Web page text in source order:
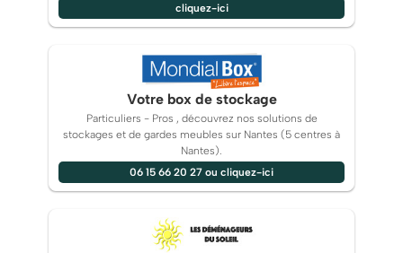
cliquez-ici
Votre box de stockage
Particuliers - Pros , découvrez nos solutions de
stockages et de gardes meubles sur Nantes (5 centres à
Nantes).
06 15 66 20 27 ou cliquez-ici